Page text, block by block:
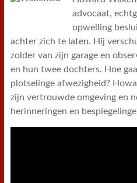
advocaat,
opwelling
achter zich te laten. Hij
zolder van zijn garage en
en hun twee dochters. Hoe
plotselinge afwezigheid?
zijn vertrouwde omgeving en
herinneringen en